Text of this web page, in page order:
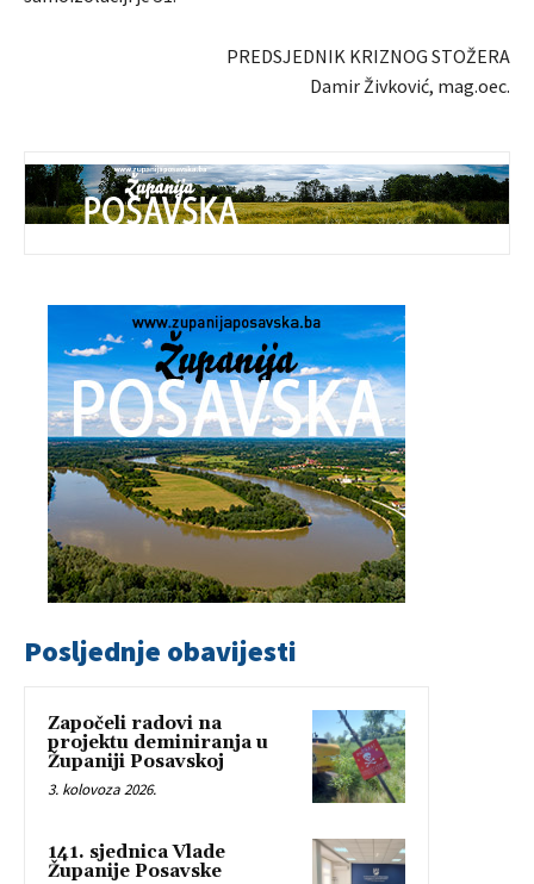
PREDSJEDNIK KRIZNOG STOŽERA
Damir Živković, mag.oec.
Posljednje obavijesti
Započeli radovi na
projektu deminiranja u
Županiji Posavskoj
3. kolovoza 2026.
141. sjednica Vlade
Županije Posavske